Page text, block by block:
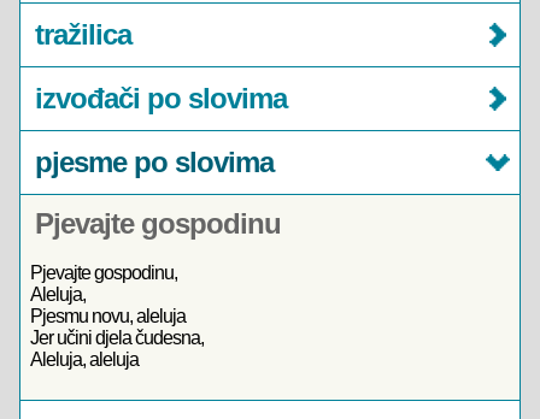
tražilica
izvođači po slovima
pjesme po slovima
Pjevajte gospodinu
Pjevajte gospodinu,
Aleluja,
Pjesmu novu, aleluja
Jer učini djela čudesna,
Aleluja, aleluja